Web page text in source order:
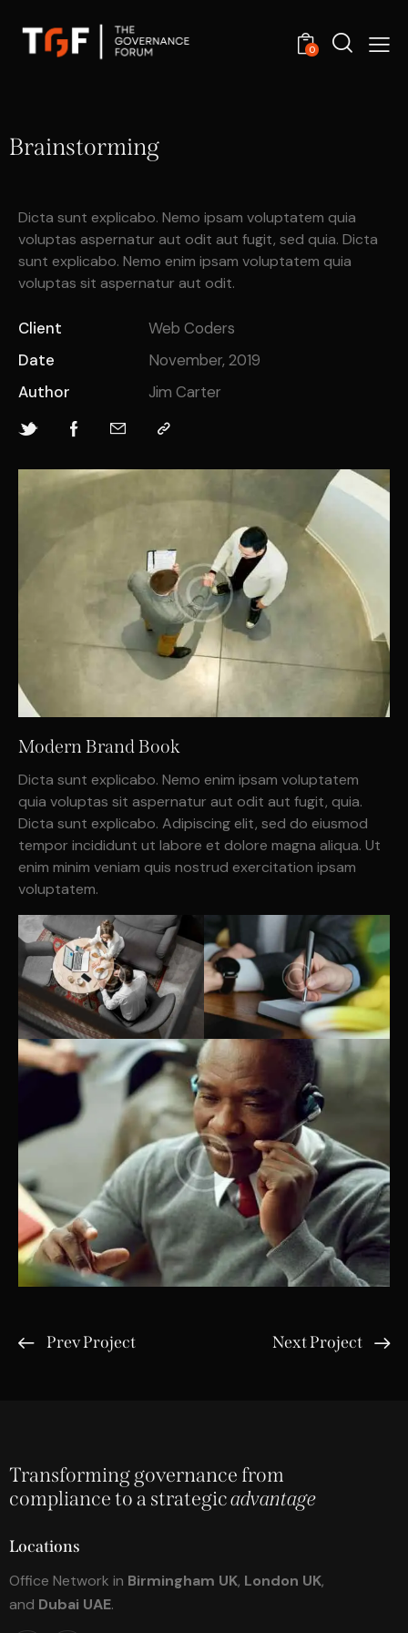
0
Brainstorming
Dicta sunt explicabo. Nemo ipsam voluptatem quia
voluptas aspernatur aut odit aut fugit, sed quia. Dicta
sunt explicabo. Nemo enim ipsam voluptatem quia
voluptas sit aspernatur aut odit.
Client
Web Coders
Date
November, 2019
Author
Jim Carter
Modern Brand Book
Dicta sunt explicabo. Nemo enim ipsam voluptatem
quia voluptas sit aspernatur aut odit aut fugit, quia.
Dicta sunt explicabo. Adipiscing elit, sed do eiusmod
tempor incididunt ut labore et dolore magna aliqua. Ut
enim minim veniam quis nostrud exercitation ipsam
voluptatem.
Prev Project Next Project
Transforming governance from
compliance to a strategicadvantage
Locations
Office Network in Birmingham UK, London UK,
and Dubai UAE.